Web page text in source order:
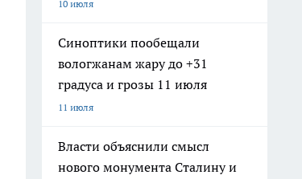
10 июля
Синоптики пообещали
вологжанам жару до +31
градуса и грозы 11 июля
11 июля
Власти объяснили смысл
нового монумента Сталину и